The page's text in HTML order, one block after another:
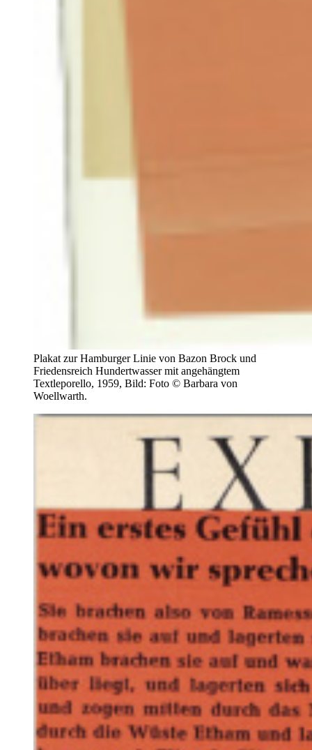
Plakat zur Hamburger Linie von Bazon Brock und
Friedensreich Hundertwasser mit angehängtem
Textleporello, 1959, Bild: Foto © Barbara von
Woellwarth.